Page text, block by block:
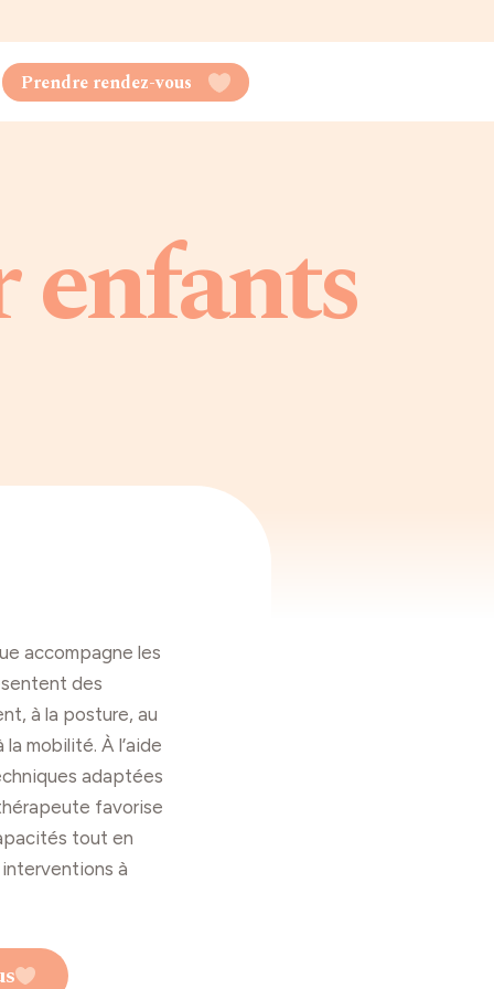
Prendre rendez-vous
enfants
accompagne les
des
à la posture, au
mobilité. À l’aide
adaptées
favorise
tout en
à